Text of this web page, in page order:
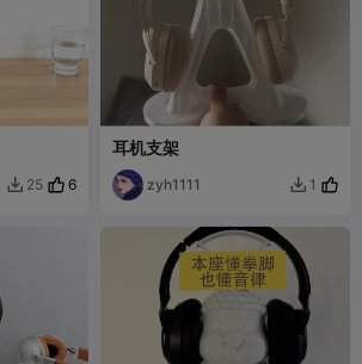
 25 6
耳机支架
zyh1111  1